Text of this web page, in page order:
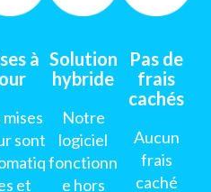
à
mises
sont
et
Solution
hybride
Notre
logiciel
fonctionn
e hors
Pas de
frais
cachés
Aucun
frais
caché